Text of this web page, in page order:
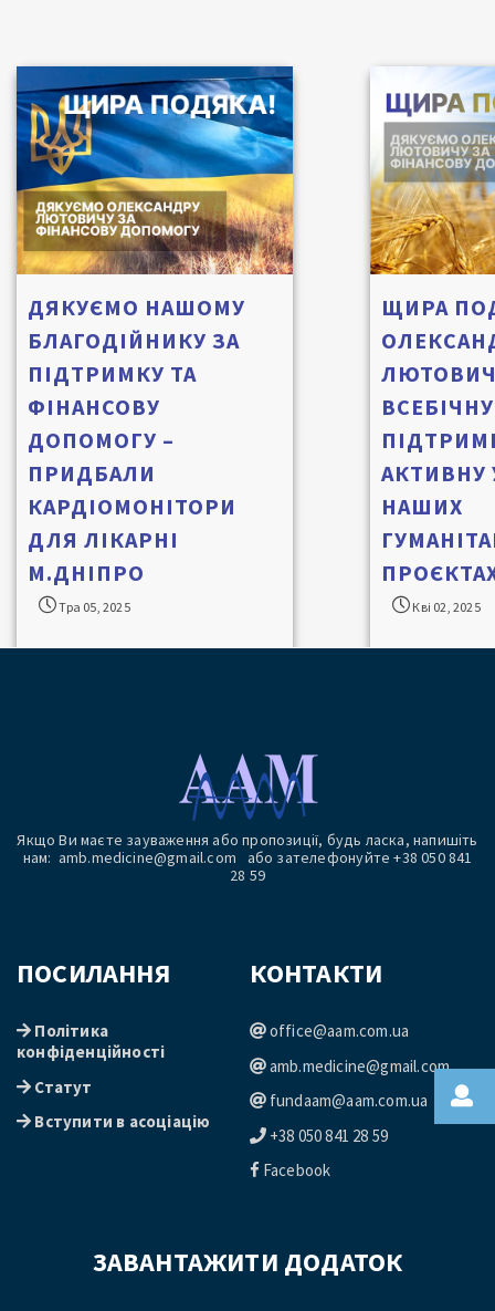
ДЯКУЄМО НАШОМУ
БЛАГОДІЙНИКУ ЗА
ПІДТРИМКУ ТА
ФІНАНСОВУ
ДОПОМОГУ –
ПРИДБАЛИ
КАРДІОМОНІТОРИ
ДЛЯ ЛІКАРНІ
М.ДНІПРО
Тра 05, 2025
ЩИРА
ВСЕБІЧНУ
АКТИВНУ
НАШИХ
Кві 02, 2025
Якщо Ви маєте зауваження або пропозиції, будь ласка, напишіть
нам: amb.medicine@gmail.com або зателефонуйте +38 050 841
28 59
ПОСИЛАННЯ
Політика
конфіденційності
Статут
Вступити в асоціацію
КОНТАКТИ
office@aam.com.ua
amb.medicine@gmail.com
fundaam@aam.com.ua
+38 050 841 28 59
Facebook
ЗАВАНТАЖИТИ ДОДАТОК